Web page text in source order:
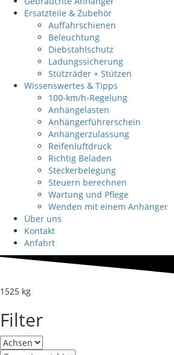
Ersatzteile & Zubehör
Auffahrschienen
Beleuchtung
Diebstahlschutz
Ladungssicherung
Stützräder + Stützen
Wissenswertes & Tipps
100-km/h-Regelung
Anhängelasten
Anhängerführerschein
Anhängerzulassung
Reifenluftdruck
Richtig Beladen
Steckerbelegung
Steuern berechnen
Wartung und Pflege
Wenden mit einem Anhänger
Über uns
Kontakt
Anfahrt
1525 kg
Filter